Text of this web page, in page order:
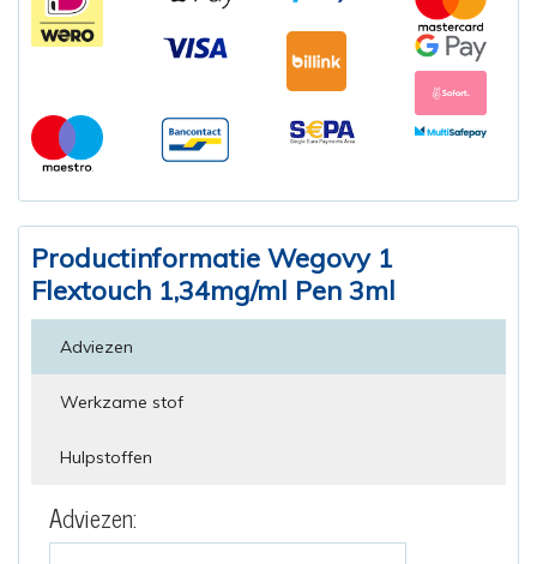
Productinformatie Wegovy 1
Flextouch 1,34mg/ml Pen 3ml
Adviezen
Werkzame stof
Hulpstoffen
Adviezen: